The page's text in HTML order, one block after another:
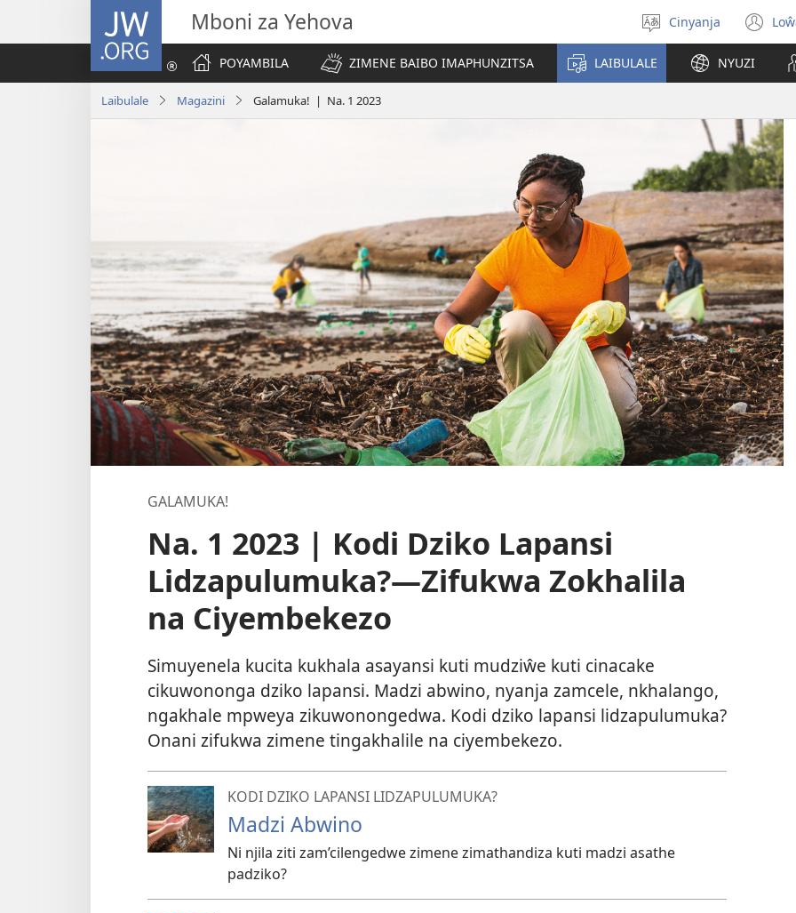
JW.ORG Mboni za Yehova
Sankhani
cinenelo
Cinyanja
POYAMBILA
ZIMENE BAIBO IMAPHUNZITSA LAIBULALE NYUZI
Laibulale Magazini Galamuka! | Na. 1 2023
GALAMUKA!
Na. 1 2023 | Kodi Dziko Lapansi
Lidzapulumuka?—Zifukwa Zokhalila
na Ciyembekezo
Simuyenela kucita kukhala asayansi kuti mudziŵe kuti cinacake
cikuwononga dziko lapansi. Madzi abwino, nyanja zamcele, nkhalango,
ngakhale mpweya zikuwonongedwa. Kodi dziko lapansi lidzapulumuka?
Onani zifukwa zimene tingakhalile na ciyembekezo.
KODI DZIKO LAPANSI LIDZAPULUMUKA?
Madzi Abwino
Ni njila ziti zam’cilengedwe zimene zimathandiza kuti madzi asathe
padziko?